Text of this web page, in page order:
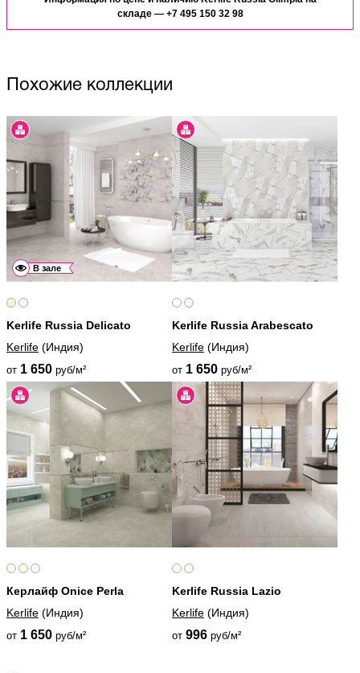
складе — +7 495 150 32 98
Похожие коллекции
В зале
Kerlife Russia Delicato
Kerlife (Индия)
от 1 650 руб/м²
Kerlife Russia Arabescato
Kerlife (Индия)
от 1 650 руб/м²
Керлайф Onice Perla
Kerlife (Индия)
от 1 650 руб/м²
Kerlife Russia Lazio
Kerlife (Индия)
от 996 руб/м²